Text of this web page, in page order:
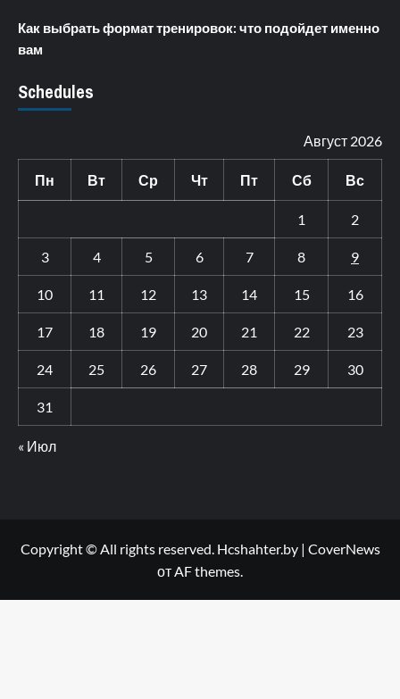
Как выбрать формат тренировок: что подойдет именно
вам
Schedules
Август 2026
Пн Вт Ср Чт Пт Сб Вс
1 2
3 4 5 6 7 8 9
10 11 12 13 14 15 16
17 18 19 20 21 22 23
24 25 26 27 28 29 30
31
« Июл
Copyright © All rights reserved. Hcshahter.by | CoverNews
от AF themes.